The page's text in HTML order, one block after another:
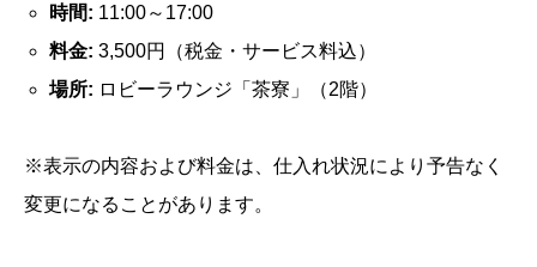
時間: 11:00～17:00
料金: 3,500円（税金・サービス料込）
場所: ロビーラウンジ「茶寮」（2階）
※表示の内容および料金は、仕入れ状況により予告なく
変更になることがあります。